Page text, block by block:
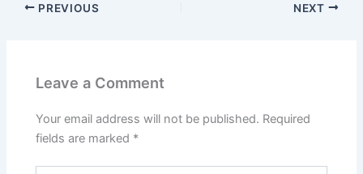
PREVIOUS NEXT
Leave a Comment
Your email address will not be published. Required
fields are marked *